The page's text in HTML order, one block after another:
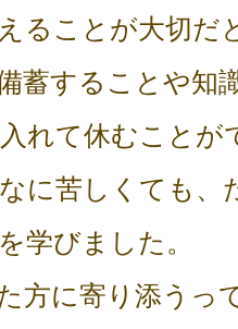
ることが大切だ
蓄することや知
れて休むことが
に苦しくても、
学びました。
方に寄り添うっ